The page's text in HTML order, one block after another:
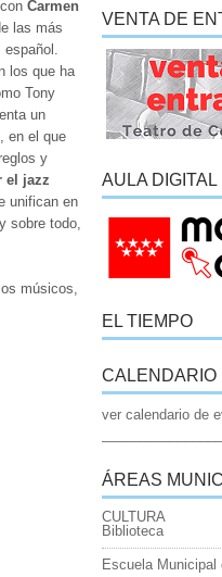
Carmen
las más
español.
los que ha
Tony
un
, en el que
y
el jazz
unifican en
sobre todo,
músicos,
VENTA DE
AULA DIGITAL
EL TIEMPO
CALENDARIO
ver calendario de
ÁREAS
CULTURA
Biblioteca
Escuela Municipal